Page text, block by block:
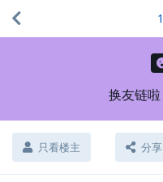
换友链
只看楼主 分享
1